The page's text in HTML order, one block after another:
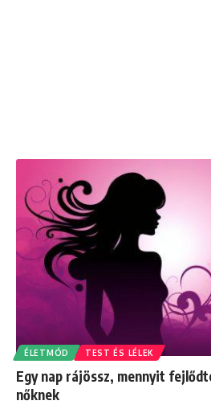
ÉLETMÓD TEST ÉS LÉLEK
Egy nap rájössz, mennyit
nőknek